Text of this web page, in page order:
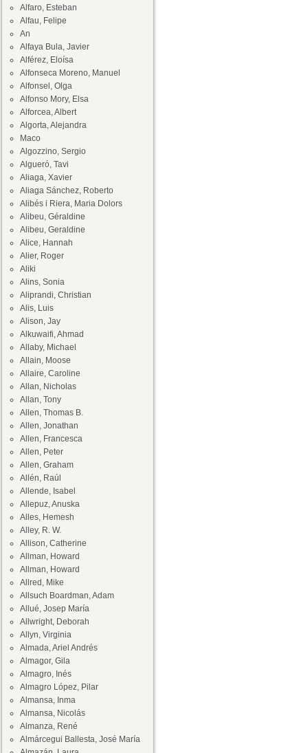
Alfaro, Esteban
Alfau, Felipe
An
Alfaya Bula, Javier
Alférez, Eloísa
Alfonseca Moreno, Manuel
Alfonsel, Olga
Alfonso Mory, Elsa
Alforcea, Albert
Algorta, Alejandra
Maco
Algozzino, Sergio
Algueró, Tavi
Aliaga, Xavier
Aliaga Sánchez, Roberto
Alibés i Riera, Maria Dolors
Alibeu, Géraldine
Alibeu, Geraldine
Alice, Hannah
Alier, Roger
Aliki
Alins, Sonia
Aliprandi, Christian
Alis, Luis
Alison, Jay
Alkuwaifi, Ahmad
Allaby, Michael
Allain, Moose
Allaire, Caroline
Allan, Nicholas
Allan, Tony
Allen, Thomas B.
Allen, Jonathan
Allen, Francesca
Allen, Peter
Allen, Graham
Allén, Raúl
Allende, Isabel
Allepuz, Anuska
Alles, Hemesh
Alley, R. W.
Allison, Catherine
Allman, Howard
Allman, Howard
Allred, Mike
Allsuch Boardman, Adam
Allué, Josep María
Allwright, Deborah
Allyn, Virginia
Almada, Ariel Andrés
Almagor, Gila
Almagro, Inés
Almagro López, Pilar
Almansa, Inma
Almansa, Nicolás
Almanza, René
Almárcegui Ballesta, José María